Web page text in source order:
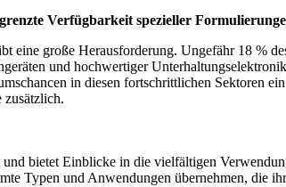
Verfügbarkeit spezieller
eine große Herausforderung. Ungefähr 18 %
und hochwertiger
in diesen fortschrittlichen Sektoren
zusätzlich.
bietet Einblicke in die vielfältigen
Typen und Anwendungen übernehmen, die